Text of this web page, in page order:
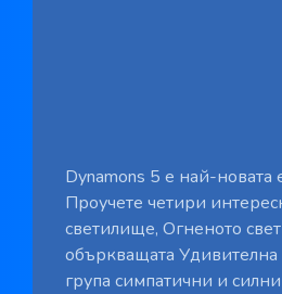
Dynamons 5 е най-новата
Проучете четири
светилище, Огненото
объркващата Удивителна
група симпатични и